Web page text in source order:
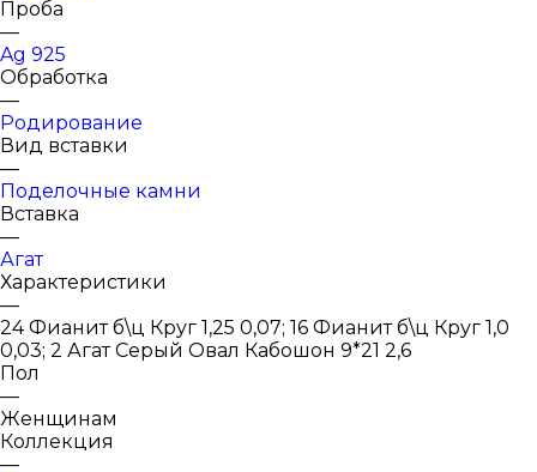
Проба
—
Ag 925
Обработка
—
Родирование
Вид вставки
—
Поделочные камни
Вставка
—
Агат
Характеристики
—
24 Фианит б\ц Круг 1,25 0,07; 16 Фианит б\ц Круг 1,0
0,03; 2 Агат Серый Овал Кабошон 9*21 2,6
Пол
—
Женщинам
Коллекция
—